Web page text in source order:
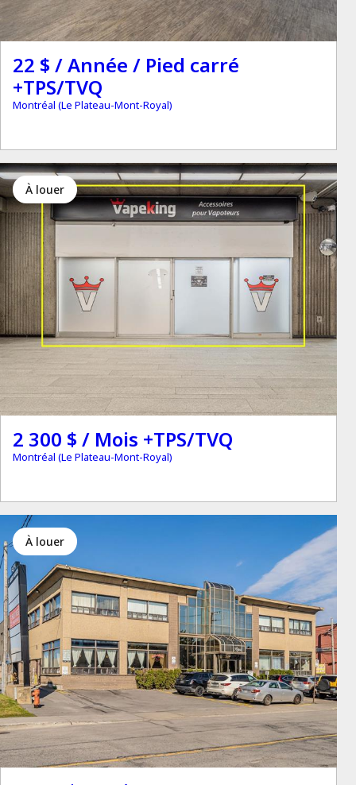
22 $ / Année / Pied carré
+TPS/TVQ
Montréal (Le Plateau-Mont-Royal)
à louer
2 300 $ / Mois +TPS/TVQ
Montréal (Le Plateau-Mont-Royal)
à louer